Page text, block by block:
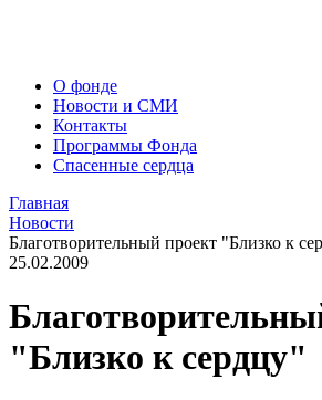
О фонде
Новости и СМИ
Контакты
Программы Фонда
Спасенные сердца
Главная
Новости
Благотворительный проект "Близко к
25.02.2009
"Близко к сердцу"